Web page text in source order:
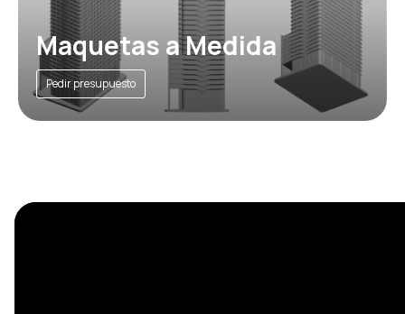
Maquetas a Medida
Pedir presupuesto